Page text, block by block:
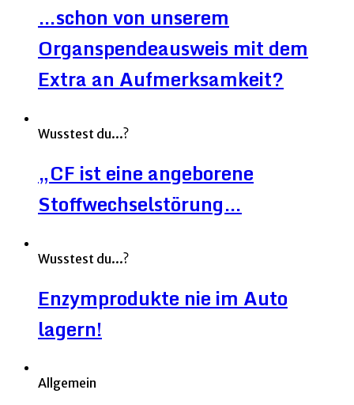
…schon von unserem
Organspendeausweis mit dem
Extra an Aufmerksamkeit?
Wusstest du...?
„CF ist eine angeborene
Stoffwechselstörung…
Wusstest du...?
Enzymprodukte nie im Auto
lagern!
Allgemein